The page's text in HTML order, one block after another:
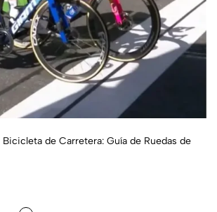
de Carretera: Guía de Ruedas de